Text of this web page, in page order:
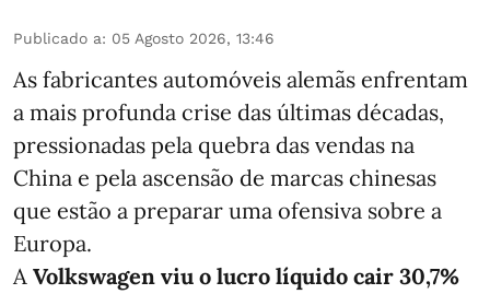
Publicado a: 05 Agosto 2026, 13:46
As fabricantes automóveis alemãs enfrentam
a mais profunda crise das últimas décadas,
pressionadas pela quebra das vendas na
China e pela ascensão de marcas chinesas
que estão a preparar uma ofensiva sobre a
Europa.
A Volkswagen viu o lucro líquido cair 30,7%